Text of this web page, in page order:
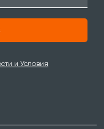
и Условия